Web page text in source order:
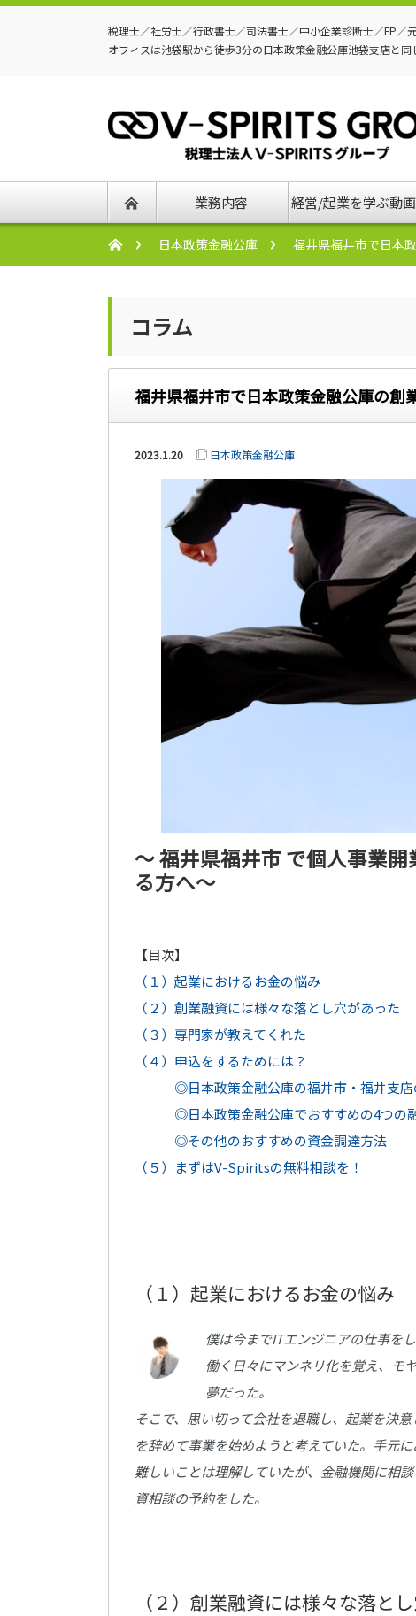
税理士／社労士／行政書士／司法書士／中小企業診断士／FP
オフィスは池袋駅から徒歩3分の日本政策金融公庫池袋支店と
業務内容 経営/起業を学ぶ動画
日本政策金融公庫 福井県福井市で日本
コラム
福井県福井市で日本政策金融公庫の創
2023.1.20 日本政策金融公庫
～ 福井県福井市 で個人事業
る方へ～
【目次】
（１）起業におけるお金の悩み
（２）創業融資には様々な落とし穴があった
（３）専門家が教えてくれた
（４）申込をするためには？
◎日本政策金融公庫の福井市・福井支店
◎日本政策金融公庫でおすすめの4つの
◎その他のおすすめの資金調達方法
（５）まずはV-Spiritsの無料相談を！
（１）起業におけるお金の悩み
僕は今までITエンジニアの仕事を
働く日々にマンネリ化を覚え、モ
夢だった。
そこで、思い切って会社を退職し、起業を決
を辞めて事業を始めようと考えていた。手元
難しいことは理解していたが、金融機関に相
資相談の予約をした。
（２）創業融資には様々な落と